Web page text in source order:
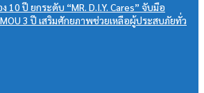
10 ปี ยกระดับ “MR. D.I.Y. Cares” จับมือ
3 ปี เสริมศักยภาพช่วยเหลือผู้ประสบภัยทั่ว